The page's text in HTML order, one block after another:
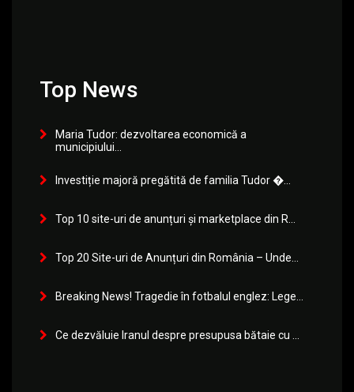
Top News
Maria Tudor: dezvoltarea economică a
municipiului...
Investiție majoră pregătită de familia Tudor �...
Top 10 site-uri de anunțuri și marketplace din R...
Top 20 Site-uri de Anunțuri din România – Unde...
Breaking News! Tragedie în fotbalul englez: Lege...
Ce dezvăluie Iranul despre presupusa bătaie cu ...